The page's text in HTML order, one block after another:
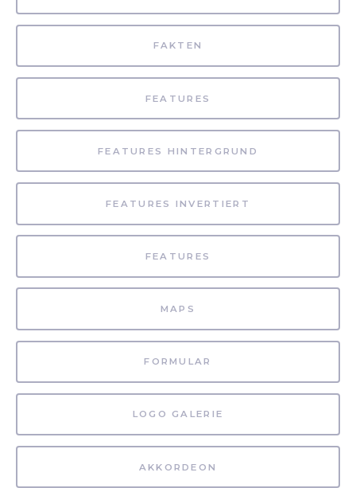
FAKTEN
FEATURES
FEATURES HINTERGRUND
FEATURES INVERTIERT
FEATURES
MAPS
FORMULAR
LOGO GALERIE
AKKORDEON